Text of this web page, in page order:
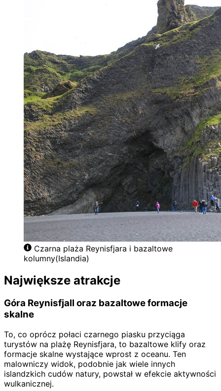
Czarna plaża Reynisfjara i bazaltowe
kolumny(Islandia)
Największe atrakcje
Góra Reynisfjall oraz bazaltowe formacje
skalne
To, co oprócz połaci czarnego piasku przyciąga
turystów na plażę Reynisfjara, to bazaltowe klify oraz
formacje skalne wystające wprost z oceanu. Ten
malowniczy widok, podobnie jak wiele innych
islandzkich cudów natury, powstał w efekcie aktywności
wulkanicznej.